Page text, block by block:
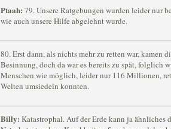
Ptaah: 79. Unsere Ratgebungen wurden leider nur
wie auch unsere Hilfe abgelehnt wurde.
80. Erst dann, als nichts mehr zu retten war, kamen
Besinnung, doch da war es bereits zu spät, folglich
Menschen wie möglich, leider nur 116 Millionen,
Welten umsiedeln konnten.
Billy: Katastrophal. Auf der Erde kann ja ähnliches